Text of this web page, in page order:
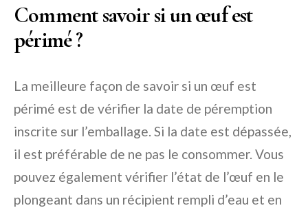
Comment savoir si un œuf est
périmé ?
La meilleure façon de savoir si un œuf est
périmé est de vérifier la date de péremption
inscrite sur l’emballage. Si la date est dépassée,
il est préférable de ne pas le consommer. Vous
pouvez également vérifier l’état de l’œuf en le
plongeant dans un récipient rempli d’eau et en